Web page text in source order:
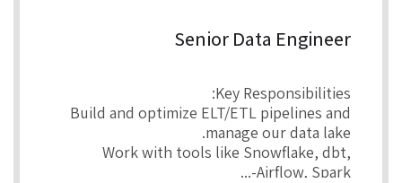
Senior Data Engineer
Key Responsibilities:
Build and optimize ELT/ETL pipelines and
manage our data lake.
Work with tools like Snowflake, dbt,
Airflow, Spark-...